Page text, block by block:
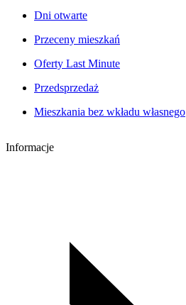
Dni otwarte
Przeceny mieszkań
Oferty Last Minute
Przedsprzedaż
Mieszkania bez wkładu własnego
Informacje